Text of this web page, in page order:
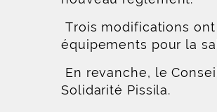
Trois modifications
équipements pour la
En revanche, le
Solidarité Pissila.